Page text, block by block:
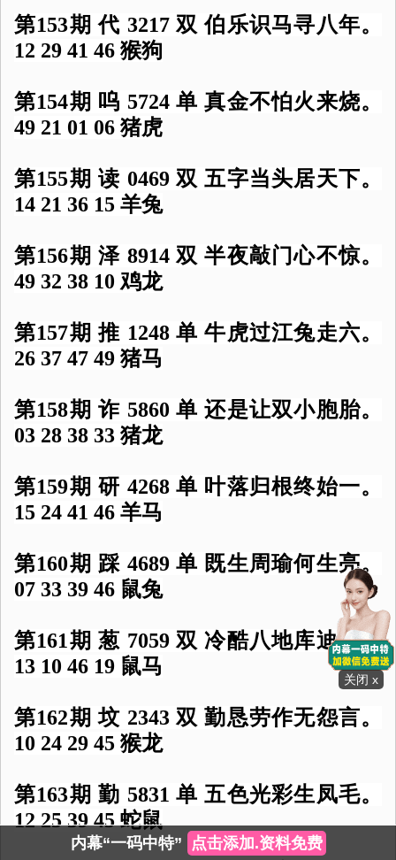
第153期 代 3217 双 伯乐识马寻八年。
12 29 41 46 猴狗
第154期 呜 5724 单 真金不怕火来烧。
49 21 01 06 猪虎
第155期 读 0469 双 五字当头居天下。
14 21 36 15 羊兔
第156期 泽 8914 双 半夜敲门心不惊。
49 32 38 10 鸡龙
第157期 推 1248 单 牛虎过江兔走六。
26 37 47 49 猪马
第158期 诈 5860 单 还是让双小胞胎。
03 28 38 33 猪龙
第159期 研 4268 单 叶落归根终始一。
15 24 41 46 羊马
第160期 踩 4689 单 既生周瑜何生亮。
07 33 39 46 鼠兔
第161期 葱 7059 双 冷酷八地库迪瓦。
13 10 46 19 鼠马
第162期 坟 2343 双 勤恳劳作无怨言。
10 24 29 45 猴龙
第163期 勤 5831 单 五色光彩生凤毛。
12 25 39 45 蛇鼠
内幕“一码中特” 点击添加.资料免费
关闭 x